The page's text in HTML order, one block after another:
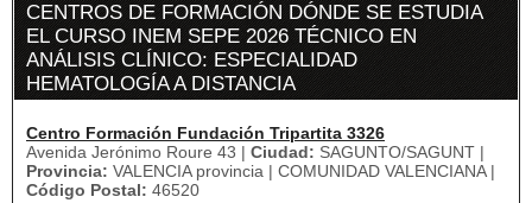
CENTROS DE FORMACIÓN DÓNDE SE ESTUDIA
EL CURSO INEM SEPE 2026 TÉCNICO EN
ANÁLISIS CLÍNICO: ESPECIALIDAD
HEMATOLOGÍA A DISTANCIA
Centro Formación Fundación Tripartita 3326
Avenida Jerónimo Roure 43 | Ciudad: SAGUNTO/SAGUNT |
Provincia: VALENCIA provincia | COMUNIDAD VALENCIANA |
Código Postal: 46520